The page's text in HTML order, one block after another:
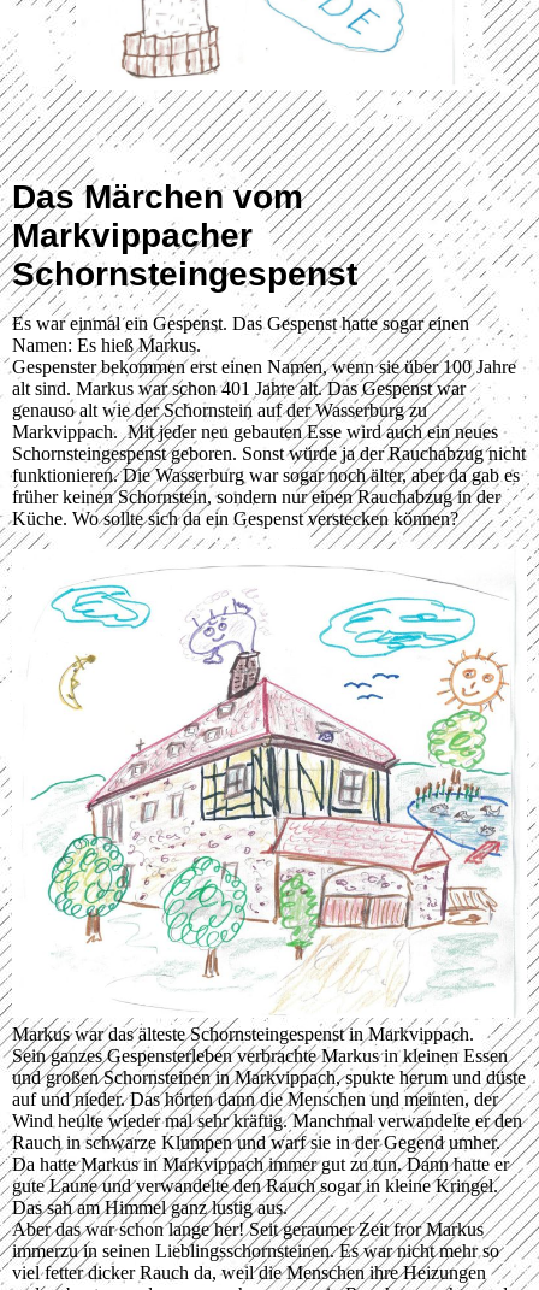
Das Märchen vom
Markvippacher
Schornsteingespenst
Es war einmal ein Gespenst. Das Gespenst hatte sogar einen
Namen: Es hieß Markus.
Gespenster bekommen erst einen Namen, wenn sie über 100 Jahre
alt sind. Markus war schon 401 Jahre alt. Das Gespenst war
genauso alt wie der Schornstein auf der Wasserburg zu
Markvippach. Mit jeder neu gebauten Esse wird auch ein neues
Schornsteingespenst geboren. Sonst würde ja der Rauchabzug nicht
funktionieren. Die Wasserburg war sogar noch älter, aber da gab es
früher keinen Schornstein, sondern nur einen Rauchabzug in der
Küche. Wo sollte sich da ein Gespenst verstecken können?
Markus war das älteste Schornsteingespenst in Markvippach.
Sein ganzes Gespensterleben verbrachte Markus in kleinen Essen
und großen Schornsteinen in Markvippach, spukte herum und düste
auf und nieder. Das hörten dann die Menschen und meinten, der
Wind heulte wieder mal sehr kräftig. Manchmal verwandelte er den
Rauch in schwarze Klumpen und warf sie in der Gegend umher.
Da hatte Markus in Markvippach immer gut zu tun. Dann hatte er
gute Laune und verwandelte den Rauch sogar in kleine Kringel.
Das sah am Himmel ganz lustig aus.
Aber das war schon lange her! Seit geraumer Zeit fror Markus
immerzu in seinen Lieblingsschornsteinen. Es war nicht mehr so
viel fetter dicker Rauch da, weil die Menschen ihre Heizungen